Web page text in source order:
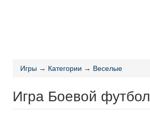
Игры → Категории → Веселые
Игра Боевой футбол